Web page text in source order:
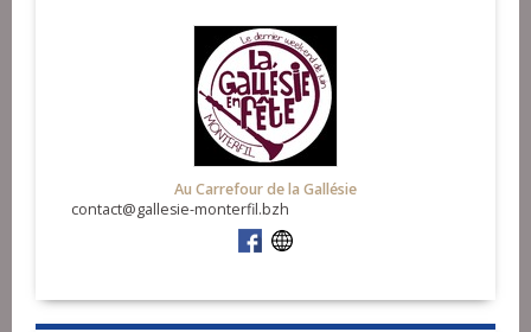
Au Carrefour de la Gallésie
contact@gallesie-monterfil.bzh